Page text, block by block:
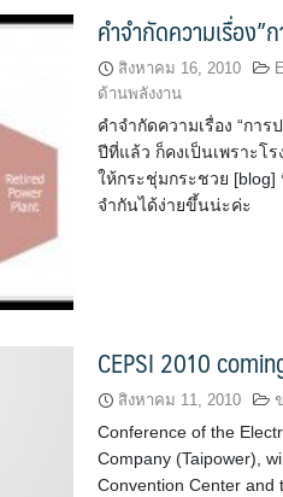
คำจำกัดความเรื่อง
สิงหาคม 16, 2010
ด้านพลังงาน
คำจำกัดความเรื่อง “กา
ปีที่แล้ว ก็คงเป็นเพราะโ
ให้กระชุ่มกระชวย
จำกันได้ง่ายขึ้นน่ะค่ะ
CEPSI 2010
สิงหาคม 11, 2010
Conference of the
Company (Taipower),
Convention Center and